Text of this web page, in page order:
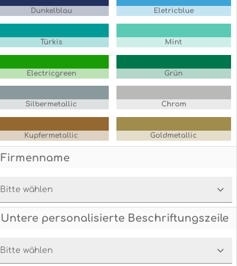
Dunkelblau Eletricblue
Türkis Mint
Electricgreen Grün
Silbermetallic Chrom
Kupfermetallic Goldmetallic
Firmenname
Untere personalisierte Beschriftungszeile